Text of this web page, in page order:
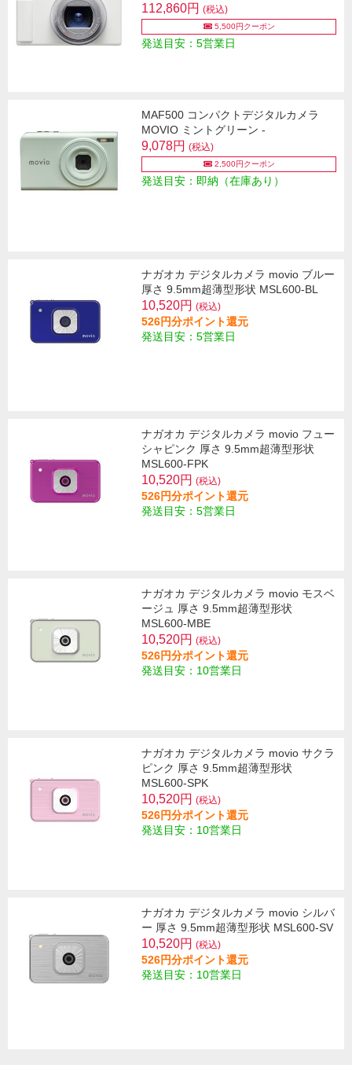
112,860円 (税込)
5,500円クーポン
発送目安：5営業日
MAF500 コンパクトデジタルカメラ
MOVIO ミントグリーン -
9,078円 (税込)
2,500円クーポン
発送目安：即納（在庫あり）
ナガオカ デジタルカメラ movio ブルー
厚さ 9.5mm超薄型形状 MSL600-BL
10,520円 (税込)
526円分ポイント還元
発送目安：5営業日
ナガオカ デジタルカメラ movio フュー
シャピンク 厚さ 9.5mm超薄型形状
MSL600-FPK
10,520円 (税込)
526円分ポイント還元
発送目安：5営業日
ナガオカ デジタルカメラ movio モスベ
ージュ 厚さ 9.5mm超薄型形状
MSL600-MBE
10,520円 (税込)
526円分ポイント還元
発送目安：10営業日
ナガオカ デジタルカメラ movio サクラ
ピンク 厚さ 9.5mm超薄型形状
MSL600-SPK
10,520円 (税込)
526円分ポイント還元
発送目安：10営業日
ナガオカ デジタルカメラ movio シルバ
ー 厚さ 9.5mm超薄型形状 MSL600-SV
10,520円 (税込)
526円分ポイント還元
発送目安：10営業日